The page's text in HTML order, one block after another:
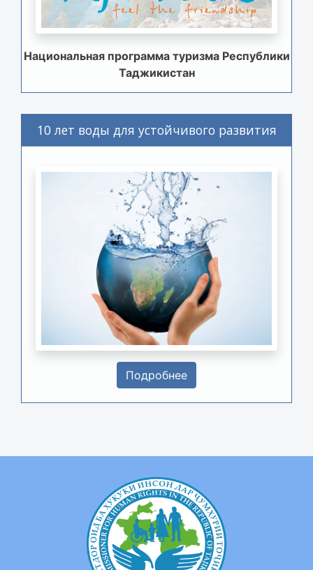
Национальная программа туризма Республики
Таджикистан
10 лет воды для устойчивого развития
Подробнее